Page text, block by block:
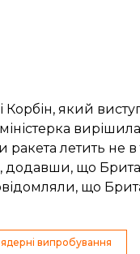
який
ракета летить не
що
що
ядерні випробування